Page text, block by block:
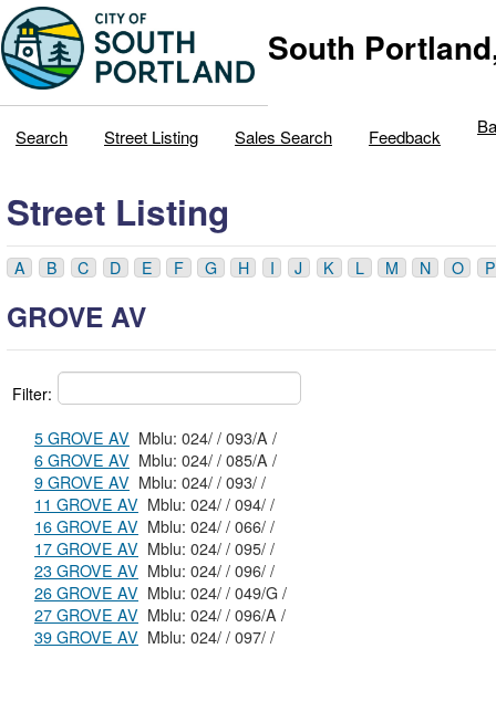
South
Search Street Listing Sales Search Feedback
Street Listing
A B C D E F G H I J K L M N O P
GROVE AV
Filter:
5 GROVE AV
Mblu: 024/ / 093/A /
6 GROVE AV
Mblu: 024/ / 085/A /
9 GROVE AV
Mblu: 024/ / 093/ /
11 GROVE AV
Mblu: 024/ / 094/ /
16 GROVE AV
Mblu: 024/ / 066/ /
17 GROVE AV
Mblu: 024/ / 095/ /
23 GROVE AV
Mblu: 024/ / 096/ /
26 GROVE AV
Mblu: 024/ / 049/G /
27 GROVE AV
Mblu: 024/ / 096/A /
39 GROVE AV
Mblu: 024/ / 097/ /